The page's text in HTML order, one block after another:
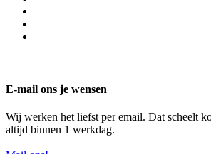
E-mail ons je wensen
Wij werken het liefst per email. Dat scheelt
altijd binnen 1 werkdag.